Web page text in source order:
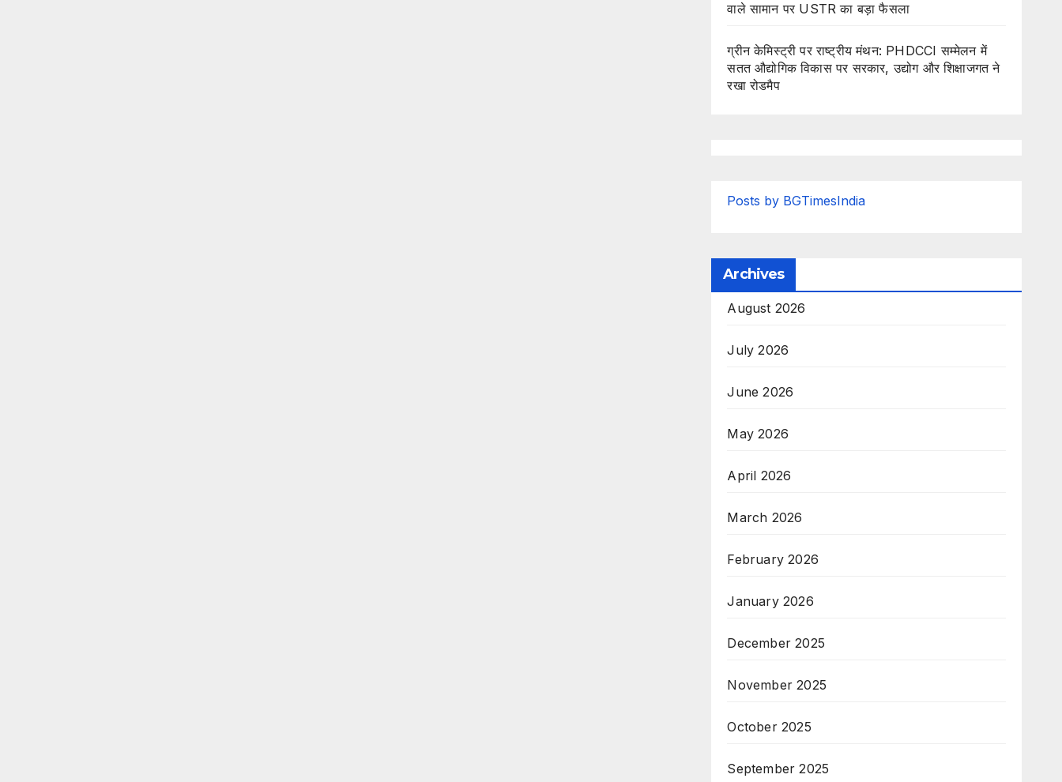
वाले सामान पर USTR का बड़ा फैसला
ग्रीन केमिस्ट्री पर राष्ट्रीय मंथन: PHDCCI सम्मेलन में
सतत औद्योगिक विकास पर सरकार, उद्योग और शिक्षाजगत ने
रखा रोडमैप
Posts by BGTimesIndia
Archives
August 2026
July 2026
June 2026
May 2026
April 2026
March 2026
February 2026
January 2026
December 2025
November 2025
October 2025
September 2025